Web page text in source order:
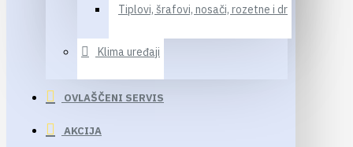
Tiplovi, šrafovi, nosači, rozetne i dr
Klima uređaji
OVLAŠČENI SERVIS
AKCIJA